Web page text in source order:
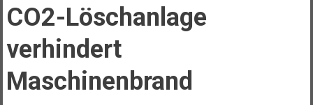
CO2-Löschanlage
verhindert
Maschinenbrand